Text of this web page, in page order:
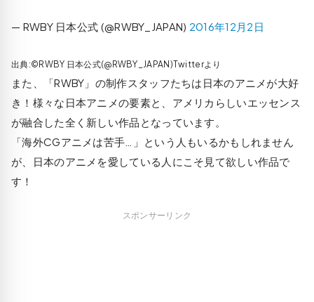
— RWBY 日本公式 (@RWBY_JAPAN) 2016年12月2日
出典:©RWBY 日本公式(@RWBY_JAPAN)Twitterより
また、「RWBY」の制作スタッフたちは日本のアニメが大好
き！様々な日本アニメの要素と、アメリカらしいエッセンス
が融合した全く新しい作品となっています。
「海外CGアニメは苦手…」という人もいるかもしれません
が、日本のアニメを愛している人にこそ見て欲しい作品で
す！
スポンサーリンク